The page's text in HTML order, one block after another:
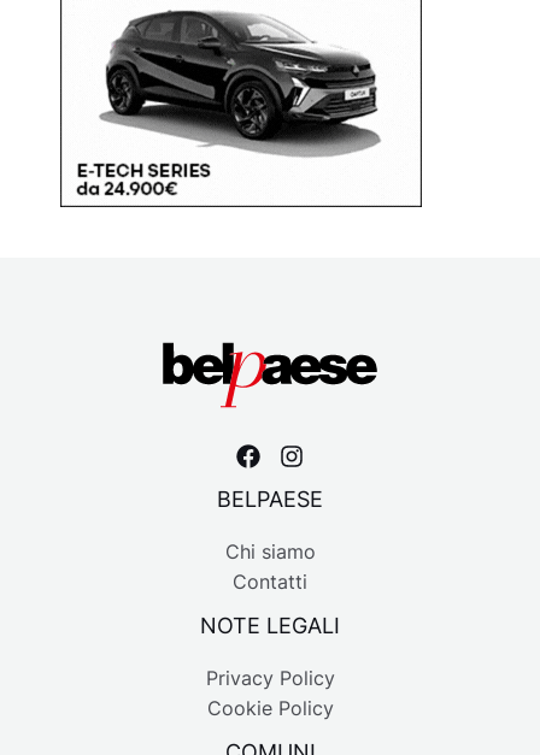
BELPAESE
Chi siamo
Contatti
NOTE LEGALI
Privacy Policy
Cookie Policy